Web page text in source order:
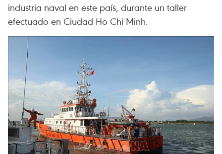
industria naval en este país, durante un taller
efectuado en Ciudad Ho Chi Minh.